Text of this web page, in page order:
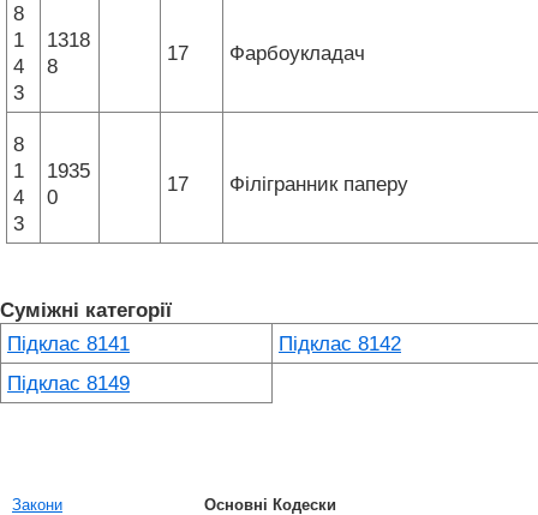
8
1
4
3
1318
8
17 Фарбоукладач
8
1
4
3
1935
0
17 Філігранник паперу
Суміжні категорії
Підклас 8141
Підклас 8142
Підклас 8149
Закони
Основні Кодески